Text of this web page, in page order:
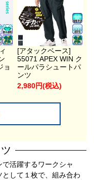
ョ
[アタックベース]
55071 APEX WIN ク
ールパラシュートパ
ンツ
2,980円(税込)
活躍するワークシャ
して１枚で、組み合わ